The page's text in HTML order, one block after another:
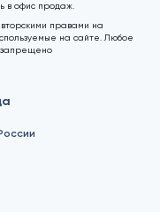
в офис продаж.
правами на
на сайте. Любое
запрещено